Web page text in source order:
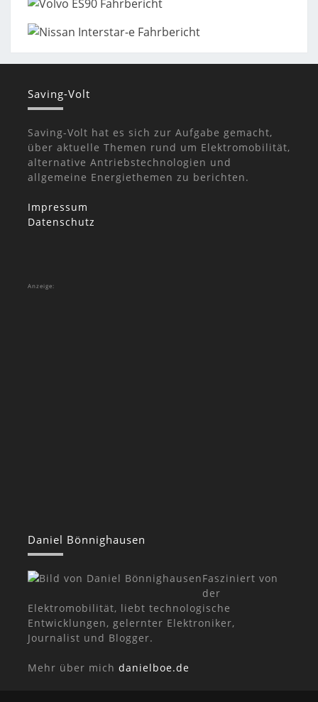
Saving-Volt
Saving-Volt hat es sich zur Aufgabe gemacht,
über aktuelle Themen rund um Elektromobilität,
alternative Antriebstechnologien und
allgemeine Energiethemen zu berichten.
Impressum
Datenschutz
Anzeige:
Daniel Bönnighausen
Fasziniert von
der
Elektromobilität, liebt technologische
Entwicklungen, gelernter Elektroniker,
Journalist und Blogger.
Mehr über mich danielboe.de